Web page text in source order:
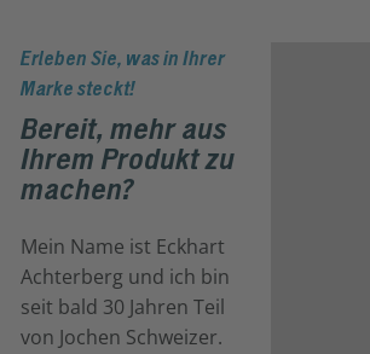
Erleben Sie, was in Ihrer
Marke steckt!
Bereit, mehr aus
Ihrem Produkt zu
machen?
Mein Name ist Eckhart
Achterberg und ich bin
seit bald 30 Jahren Teil
von Jochen Schweizer.